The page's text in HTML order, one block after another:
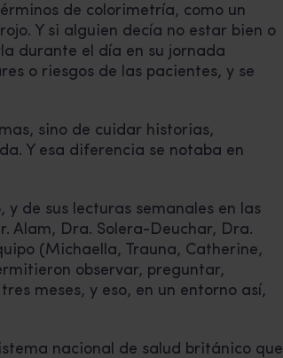
de colorimetría, como un
Y si alguien decía no estar bien o
durante el día en su jornada
o riesgos de las pacientes, y se
sino de cuidar historias,
Y esa diferencia se notaba en
de sus lecturas semanales en las
Alam, Dra. Solera-Deuchar, Dra.
(Michaella, Trauna, Catherine,
observar, preguntar,
meses, y eso, en un entorno así,
nacional de salud británico que